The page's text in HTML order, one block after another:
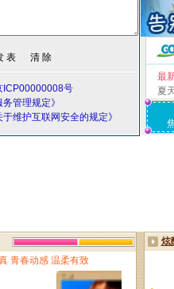
ICP00000008号
管理规定》
维护互联网安全的规定》
最
夏